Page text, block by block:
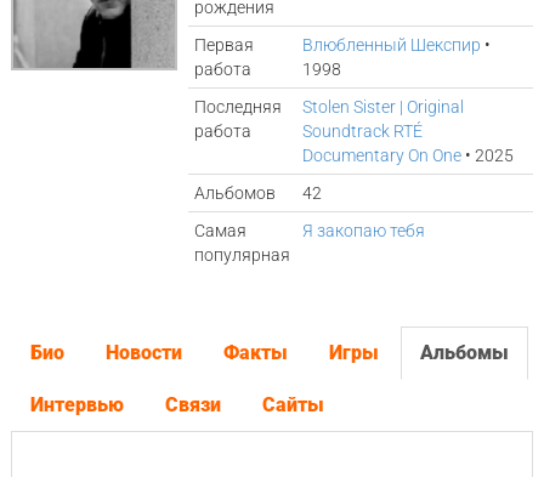
рождения
Первая
работа
Влюбленный Шекспир •
1998
Последняя
работа
Stolen Sister | Original
Soundtrack RTÉ
Documentary On One • 2025
Альбомов
42
Самая
популярная
Я закопаю тебя
Био Новости Факты Игры Альбомы
Интервью Связи Сайты